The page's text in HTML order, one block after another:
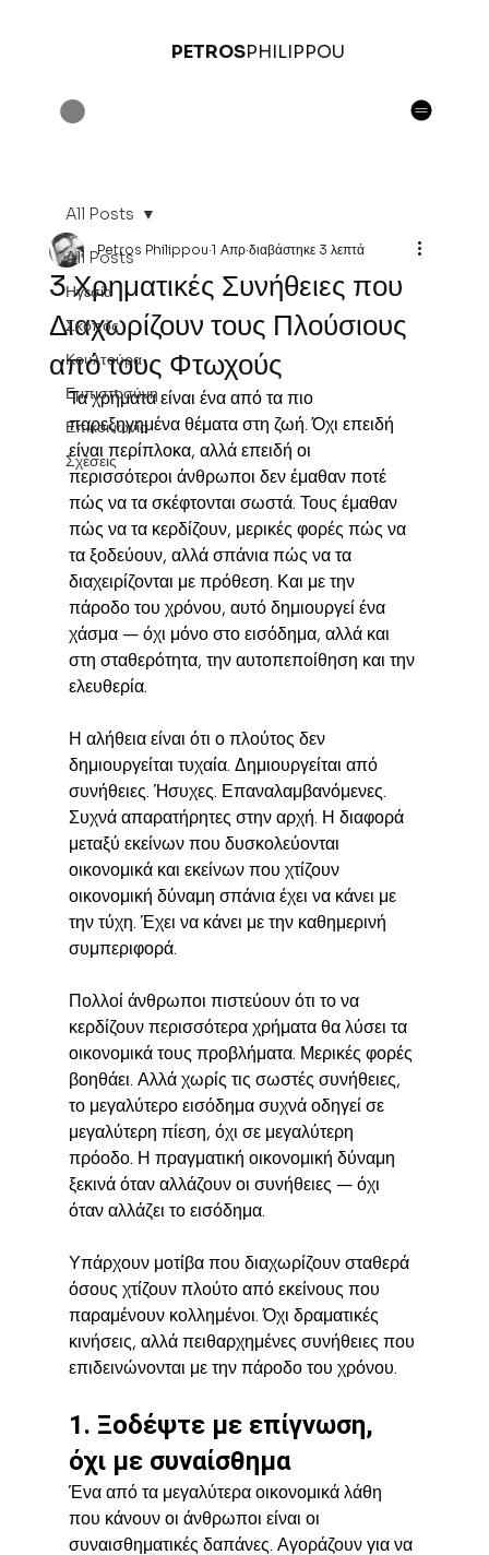
PETROSPHILIPPOU
All Posts
Ηγεσία
Σκοπός
Κουλτούρα
Εμπιστοσύνη
Επικοινωνία
Σχέσεις
All Posts
3 Χρηματικές Συνήθειες που
Διαχωρίζουν τους Πλούσιους
από τους Φτωχούς
Petros Philippou 1 Απρ διαβάστηκε 3 λεπτά
Τα χρήματα είναι ένα από τα πιο
παρεξηγημένα θέματα στη ζωή. Όχι επειδή
είναι περίπλοκα, αλλά επειδή οι
περισσότεροι άνθρωποι δεν έμαθαν ποτέ
πώς να τα σκέφτονται σωστά. Τους έμαθαν
πώς να τα κερδίζουν, μερικές φορές πώς να
τα ξοδεύουν, αλλά σπάνια πώς να τα
διαχειρίζονται με πρόθεση. Και με την
πάροδο του χρόνου, αυτό δημιουργεί ένα
χάσμα — όχι μόνο στο εισόδημα, αλλά και
στη σταθερότητα, την αυτοπεποίθηση και την
ελευθερία.
Η αλήθεια είναι ότι ο πλούτος δεν
δημιουργείται τυχαία. Δημιουργείται από
συνήθειες. Ήσυχες. Επαναλαμβανόμενες.
Συχνά απαρατήρητες στην αρχή. Η διαφορά
μεταξύ εκείνων που δυσκολεύονται
οικονομικά και εκείνων που χτίζουν
οικονομική δύναμη σπάνια έχει να κάνει με
την τύχη. Έχει να κάνει με την καθημερινή
συμπεριφορά.
Πολλοί άνθρωποι πιστεύουν ότι το να
κερδίζουν περισσότερα χρήματα θα λύσει τα
οικονομικά τους προβλήματα. Μερικές φορές
βοηθάει. Αλλά χωρίς τις σωστές συνήθειες,
το μεγαλύτερο εισόδημα συχνά οδηγεί σε
μεγαλύτερη πίεση, όχι σε μεγαλύτερη
πρόοδο. Η πραγματική οικονομική δύναμη
ξεκινά όταν αλλάζουν οι συνήθειες — όχι
όταν αλλάζει το εισόδημα.
Υπάρχουν μοτίβα που διαχωρίζουν σταθερά
όσους χτίζουν πλούτο από εκείνους που
παραμένουν κολλημένοι. Όχι δραματικές
κινήσεις, αλλά πειθαρχημένες συνήθειες που
επιδεινώνονται με την πάροδο του χρόνου.
1. Ξοδέψτε με επίγνωση,
όχι με συναίσθημα
Ένα από τα μεγαλύτερα οικονομικά λάθη
που κάνουν οι άνθρωποι είναι οι
συναισθηματικές δαπάνες. Αγοράζουν για να